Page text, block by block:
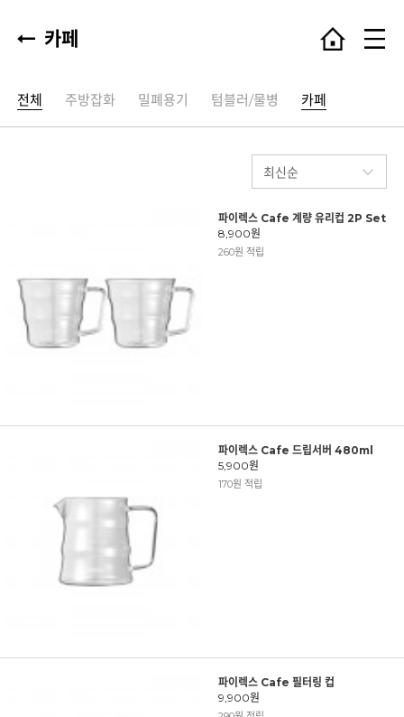
카페
전체 주방잡화 밀폐용기 텀블러/물병 카페
파이렉스 Cafe 계량 유리컵 2P Set
8,900원
260원 적립
파이렉스 Cafe 드립서버 480ml
5,900원
170원 적립
파이렉스 Cafe 필터링 컵
9,900원